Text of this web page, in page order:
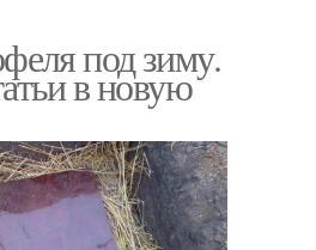
под зиму.
в новую